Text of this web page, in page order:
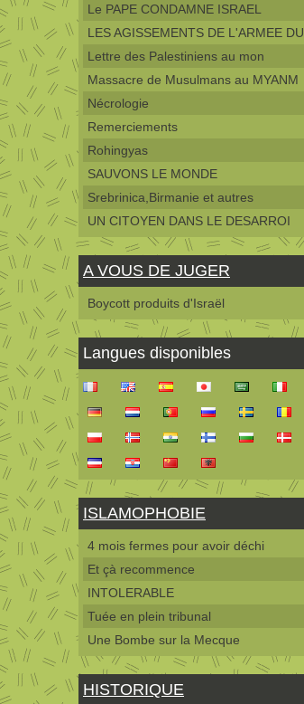
Le PAPE CONDAMNE ISRAEL
LES AGISSEMENTS DE L'ARMEE DU
Lettre des Palestiniens au mon
Massacre de Musulmans au MYANM
Nécrologie
Remerciements
Rohingyas
SAUVONS LE MONDE
Srebrinica,Birmanie et autres
UN CITOYEN DANS LE DESARROI
A VOUS DE JUGER
Boycott produits d'Israël
Langues disponibles
ISLAMOPHOBIE
4 mois fermes pour avoir déchi
Et çà recommence
INTOLERABLE
Tuée en plein tribunal
Une Bombe sur la Mecque
HISTORIQUE